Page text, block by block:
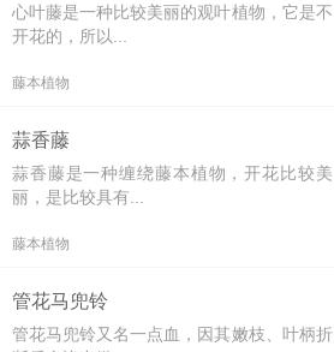
心叶藤是一种比较美丽的观叶植物，它是不
开花的，所以...
藤本植物
蒜香藤
蒜香藤是一种缠绕藤本植物，开花比较美
丽，是比较具有...
藤本植物
管花马兜铃
管花马兜铃又名一点血，因其嫩枝、叶柄折